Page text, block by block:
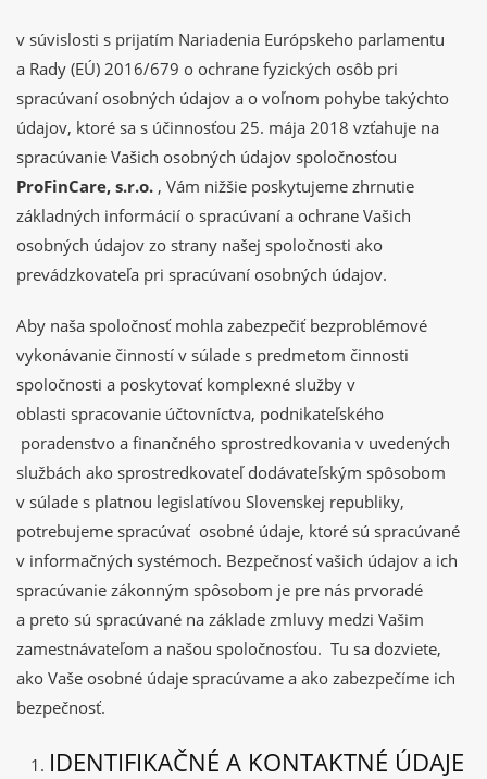
v súvislosti s prijatím Nariadenia Európskeho parlamentu
a Rady (EÚ) 2016/679 o ochrane fyzických osôb pri
spracúvaní osobných údajov a o voľnom pohybe takýchto
údajov, ktoré sa s účinnosťou 25. mája 2018 vzťahuje na
spracúvanie Vašich osobných údajov spoločnosťou
ProFinCare, s.r.o. , Vám nižšie poskytujeme zhrnutie
základných informácií o spracúvaní a ochrane Vašich
osobných údajov zo strany našej spoločnosti ako
prevádzkovateľa pri spracúvaní osobných údajov.
Aby naša spoločnosť mohla zabezpečiť bezproblémové
vykonávanie činností v súlade s predmetom činnosti
spoločnosti a poskytovať komplexné služby v
oblasti spracovanie účtovníctva, podnikateľského
poradenstvo a finančného sprostredkovania v uvedených
službách ako sprostredkovateľ dodávateľským spôsobom
v súlade s platnou legislatívou Slovenskej republiky,
potrebujeme spracúvať osobné údaje, ktoré sú spracúvané
v informačných systémoch. Bezpečnosť vašich údajov a ich
spracúvanie zákonným spôsobom je pre nás prvoradé
a preto sú spracúvané na základe zmluvy medzi Vašim
zamestnávateľom a našou spoločnosťou. Tu sa dozviete,
ako Vaše osobné údaje spracúvame a ako zabezpečíme ich
bezpečnosť.
IDENTIFIKAČNÉ A KONTAKTNÉ ÚDAJE